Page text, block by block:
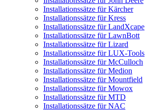
Installationssätze für Kärcher
Installationssätze für Kress
Installationssätze für LandXcape
Installationssätze für LawnBott
Installationssätze für Lizard
Installationssätze für LUX-Tools
Installationssätze für McCulloch
Installationssätze für Medion
Installationssätze für Mountfield
Installationssätze für Mowox
Installationssätze für MTD
Installationssätze für NAC